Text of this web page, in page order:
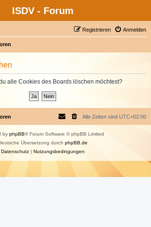
ISDV - Forum
Anmelden
Registrieren
alle Cookies des Boards löschen möchtest?
Alle Zeiten sind UTC+02:00
by phpBB® Forum Software © phpBB Limited
Übersetzung durch phpBB.de
Datenschutz| Nutzungsbedingungen